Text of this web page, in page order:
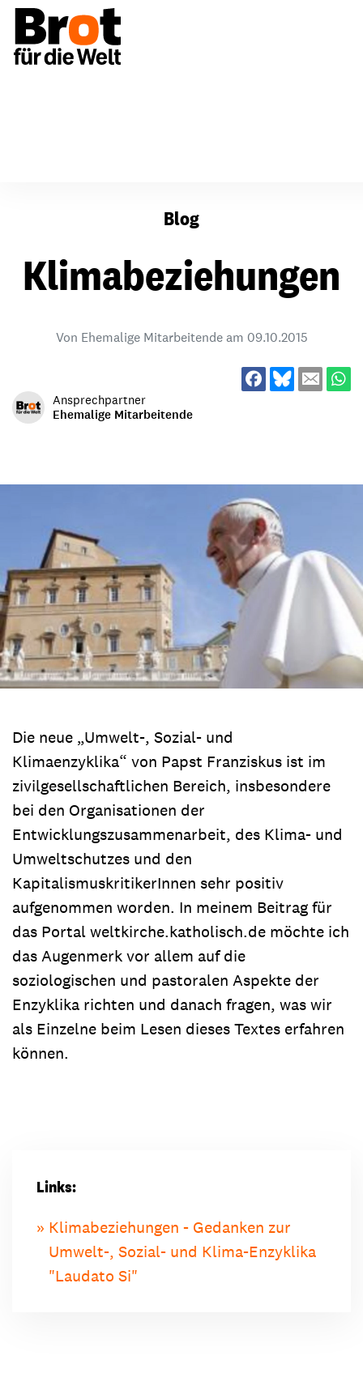
Blog
Klimabeziehungen
Von Ehemalige Mitarbeitende am 09.10.2015
Ansprechpartner
Ehemalige Mitarbeitende
Die neue „Umwelt-, Sozial- und
Klimaenzyklika“ von Papst Franziskus ist im
zivilgesellschaftlichen Bereich, insbesondere
bei den Organisationen der
Entwicklungszusammenarbeit, des Klima- und
Umweltschutzes und den
KapitalismuskritikerInnen sehr positiv
aufgenommen worden. In meinem Beitrag für
das Portal weltkirche.katholisch.de möchte ich
das Augenmerk vor allem auf die
soziologischen und pastoralen Aspekte der
Enzyklika richten und danach fragen, was wir
als Einzelne beim Lesen dieses Textes erfahren
können.
Links:
Klimabeziehungen - Gedanken zur
Umwelt-, Sozial- und Klima-Enzyklika
"Laudato Si"